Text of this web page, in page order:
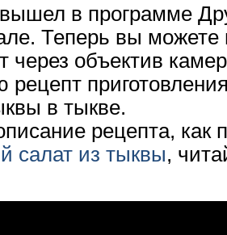
в программе
Теперь вы можете
через объектив
рецепт
в тыкве.
рецепта, как
салат из тыквы,